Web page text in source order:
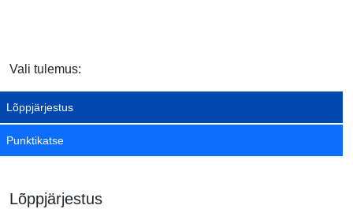
Vali tulemus:
Lõppjärjestus
Punktikatse
Lõppjärjestus